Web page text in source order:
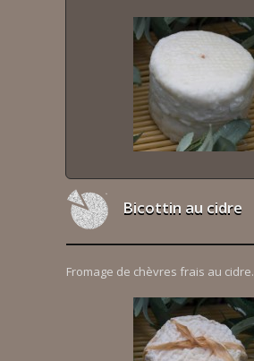
Bicottin au cidre
Fromage de chèvres frais au cidre.